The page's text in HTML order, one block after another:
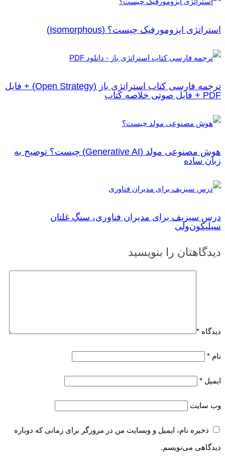
استراتژی‌ ایزومورفیک چیست؟ (Isomorphous)
ترجمه فارسی کتاب استراتژی باز (Open Strategy) + فایل
PDF + فایل صوتی خلاصه کتاب
هوش مصنوعی مولد (Generative AI) چیست؟ توضیح به
زبان ساده
درس‌ سیزیف برای مدیران فناوری، سنگِ غلتان
سیلیکون‌ولی
دیدگاهتان را بنویسید
دیدگاه *
نام *
ایمیل *
وب‌ سایت
ذخیره نام، ایمیل و وبسایت من در مرورگر برای زمانی که دوباره
دیدگاهی می‌نویسم.